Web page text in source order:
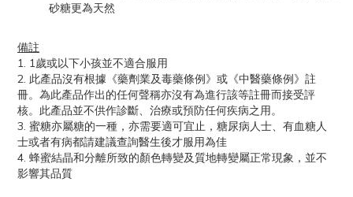
砂糖更為天然
備註
1. 1歲或以下小孩並不適合服用
2. 此產品沒有根據《藥劑業及毒藥條例》或《中醫藥條例》註
冊。為此產品作出的任何聲稱亦沒有為進行該等註冊而接受評
核。此產品並不供作診斷、治療或預防任何疾病之用。
3. 蜜糖亦屬糖的一種，亦需要適可宜止，糖尿病人士、有血糖人
士或者有病都請建議查詢醫生後才服用為佳
4. 蜂蜜結晶和分離所致的顏色轉變及質地轉變屬正常現象，並不
影響其品質